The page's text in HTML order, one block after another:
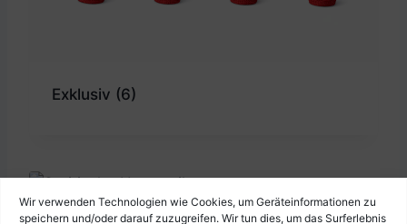
Wir verwenden Technologien wie Cookies, um Geräteinformationen zu
speichern und/oder darauf zuzugreifen. Wir tun dies, um das Surferlebnis
Exklusiv (6)